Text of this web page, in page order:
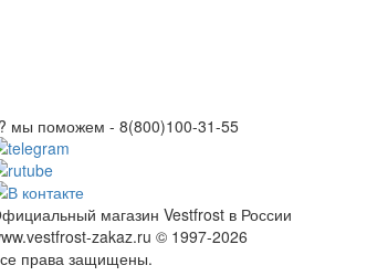
мы поможем - 8(800)100-31-55
магазин Vestfrost в России
zakaz.ru © 1997-2026
права защищены.